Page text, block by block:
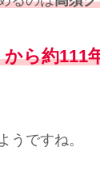
ら約111
うですね。